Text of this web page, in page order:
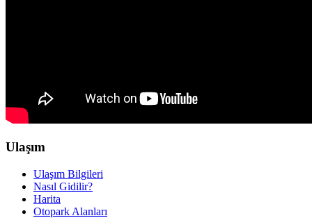
Ulaşım
Ulaşım Bilgileri
Nasıl Gidilir?
Harita
Otopark Alanları